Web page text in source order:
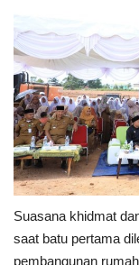
Suasana khidmat
saat batu pertama
pembangunan